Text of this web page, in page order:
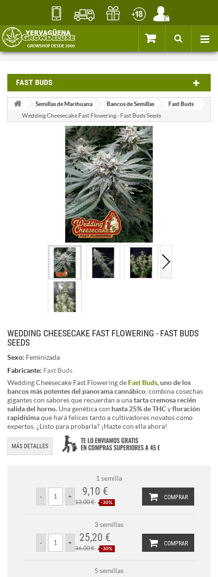
FAST BUDS
Semillas de Marihuana Bancos de Semillas
Fast Buds
Wedding Cheesecake Fast Flowering - Fast Buds Seeds
WEDDING CHEESECAKE FAST FLOWERING - FAST BUDS
SEEDS
Sexo: Feminizada
Fabricante: Fast Buds
Wedding Cheesecake Fast Flowering de Fast Buds, uno de los
bancos más potentes del panorama cannábico , combina cosechas
gigantes con sabores que recuerdan a unatarta cremosa recién
salida del horno. Una genética con hasta 25% de THCyfloración
rapidísimaque hará felices tanto a cultivadores novatos como
expertos. ¿Listo para probarla? ¡Hazte con ella ahora!
MÁS DETALLES
1 semilla
COMPRAR
9,10 €
13,00 € -30%
3 semillas
COMPRAR
25,20 €
36,00 € -30%
5 semillas